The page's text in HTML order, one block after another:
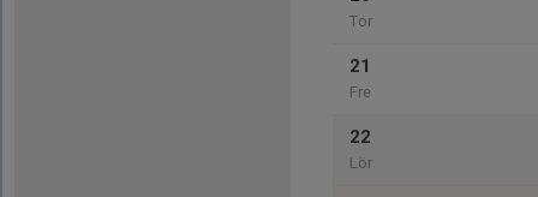
Tor
21
Fre
22
Lör